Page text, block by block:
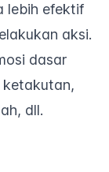
lebih efektif
aksi.
dasar
ketakutan,
dll.